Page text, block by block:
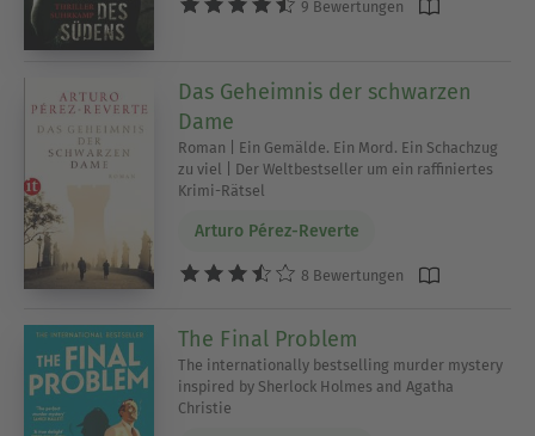
9 Bewertungen
Das Geheimnis der schwarzen
Dame
Roman | Ein Gemälde. Ein Mord. Ein Schachzug
zu viel | Der Weltbestseller um ein raffiniertes
Krimi-Rätsel
Arturo Pérez-Reverte
8 Bewertungen
The Final Problem
The internationally bestselling murder mystery
inspired by Sherlock Holmes and Agatha
Christie